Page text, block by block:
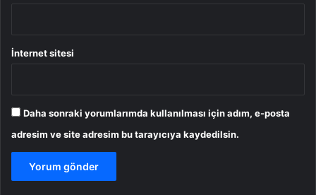
İnternet sitesi
Daha sonraki yorumlarımda kullanılması için adım, e-posta
adresim ve site adresim bu tarayıcıya kaydedilsin.